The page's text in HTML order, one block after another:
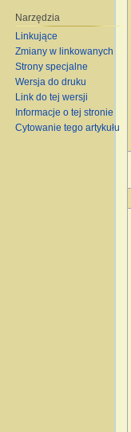
Narzędzia
Linkujące
Zmiany w linkowanych
Strony specjalne
Wersja do druku
Link do tej wersji
Informacje o tej stronie
Cytowanie tego artykułu